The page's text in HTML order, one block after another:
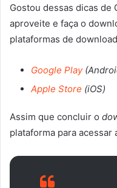
Gostou dessas dicas de
aproveite e faça o
plataformas de
Google Play
Apple Store (iOS)
Assim que concluir o
plataforma para